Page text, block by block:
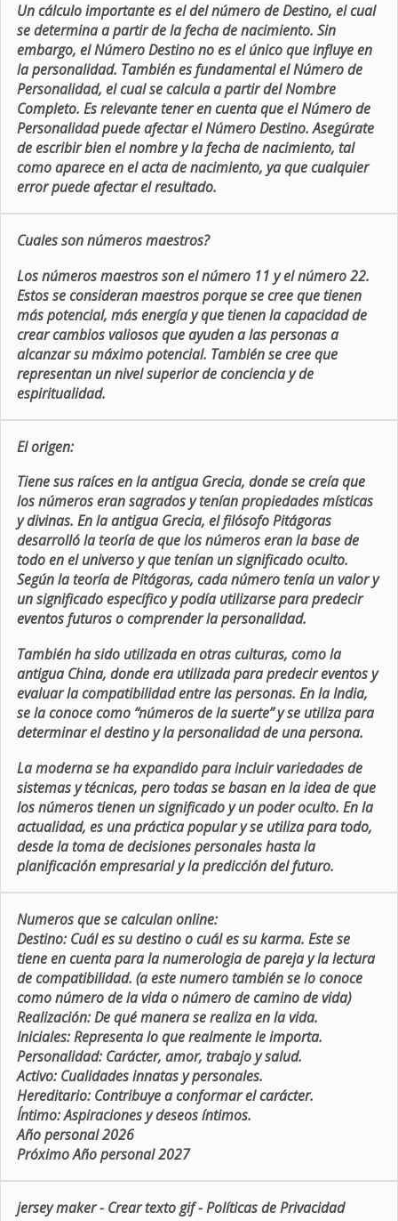
Un cálculo importante es el del número de Destino, el cual
se determina a partir de la fecha de nacimiento. Sin
embargo, el Número Destino no es el único que influye en
la personalidad. También es fundamental el Número de
Personalidad, el cual se calcula a partir del Nombre
Completo. Es relevante tener en cuenta que el Número de
Personalidad puede afectar el Número Destino. Asegúrate
de escribir bien el nombre y la fecha de nacimiento, tal
como aparece en el acta de nacimiento, ya que cualquier
error puede afectar el resultado.
Cuales son números maestros?
Los números maestros son el número 11 y el número 22.
Estos se consideran maestros porque se cree que tienen
más potencial, más energía y que tienen la capacidad de
crear cambios valiosos que ayuden a las personas a
alcanzar su máximo potencial. También se cree que
representan un nivel superior de conciencia y de
espiritualidad.
El origen:
Tiene sus raíces en la antigua Grecia, donde se creía que
los números eran sagrados y tenían propiedades místicas
y divinas. En la antigua Grecia, el filósofo Pitágoras
desarrolló la teoría de que los números eran la base de
todo en el universo y que tenían un significado oculto.
Según la teoría de Pitágoras, cada número tenía un valor y
un significado específico y podía utilizarse para predecir
eventos futuros o comprender la personalidad.
También ha sido utilizada en otras culturas, como la
antigua China, donde era utilizada para predecir eventos y
evaluar la compatibilidad entre las personas. En la India,
se la conoce como “números de la suerte” y se utiliza para
determinar el destino y la personalidad de una persona.
La moderna se ha expandido para incluir variedades de
sistemas y técnicas, pero todas se basan en la idea de que
los números tienen un significado y un poder oculto. En la
actualidad, es una práctica popular y se utiliza para todo,
desde la toma de decisiones personales hasta la
planificación empresarial y la predicción del futuro.
Numeros que se calculan online:
Destino: Cuál es su destino o cuál es su karma. Este se
tiene en cuenta para la numerologia de pareja y la lectura
de compatibilidad. (a este numero también se lo conoce
como número de la vida o número de camino de vida)
Realización:De qué manera se realiza en la vida.
Iniciales:Representa lo que realmente le importa.
Personalidad:Carácter, amor, trabajo y salud.
Activo:Cualidades innatas y personales.
Hereditario:Contribuye a conformar el carácter.
Íntimo:Aspiraciones y deseos íntimos.
Año personal 2026
Próximo Año personal 2027
jersey maker- Crear texto gif-Políticas de Privacidad